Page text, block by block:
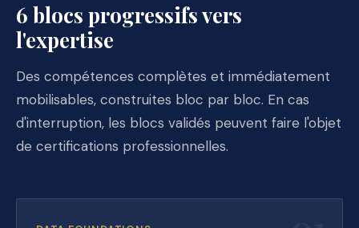
6 blocs progressifs vers
l'expertise
Des compétences complètes et immédiatement
mobilisables, construites bloc par bloc. En cas
d'interruption, les blocs validés peuvent faire l'objet
de certifications professionnelles.